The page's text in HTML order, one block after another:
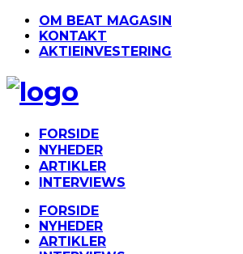
OM BEAT MAGASIN
KONTAKT
AKTIEINVESTERING
FORSIDE
NYHEDER
ARTIKLER
INTERVIEWS
FORSIDE
NYHEDER
ARTIKLER